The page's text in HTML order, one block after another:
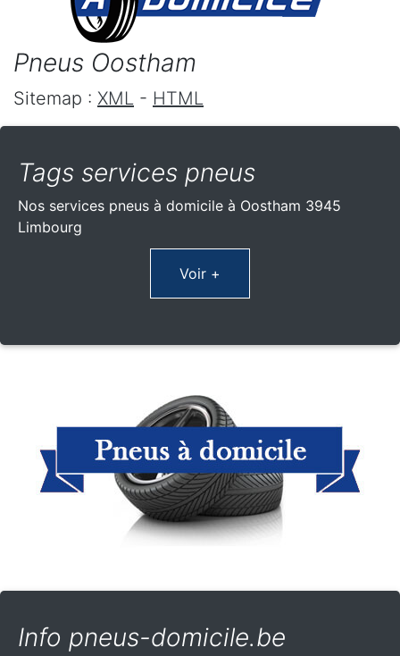
Pneus Oostham
Sitemap : XML - HTML
Tags services pneus
Nos services pneus à domicile à Oostham 3945
Limbourg
Voir +
Info pneus-domicile.be